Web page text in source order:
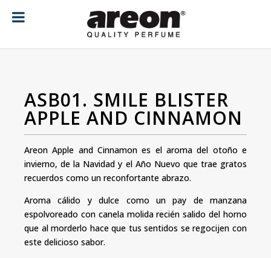
ASB01. SMILE BLISTER
APPLE AND CINNAMON
Areon Apple and Cinnamon es el aroma del otoño e
invierno, de la Navidad y el Año Nuevo que trae gratos
recuerdos como un reconfortante abrazo.
Aroma cálido y dulce como un pay de manzana
espolvoreado con canela molida recién salido del horno
que al morderlo hace que tus sentidos se regocijen con
este delicioso sabor.